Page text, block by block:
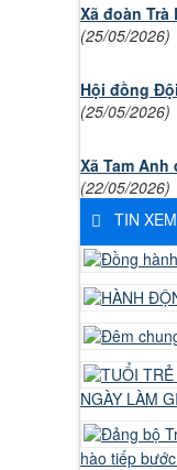
Xã đoàn
(25/05/2026)
Hội đồng
(25/05/2026)
Xã Tam
(22/05/2026)
TIN
NGÀY LÀM
hào tiếp